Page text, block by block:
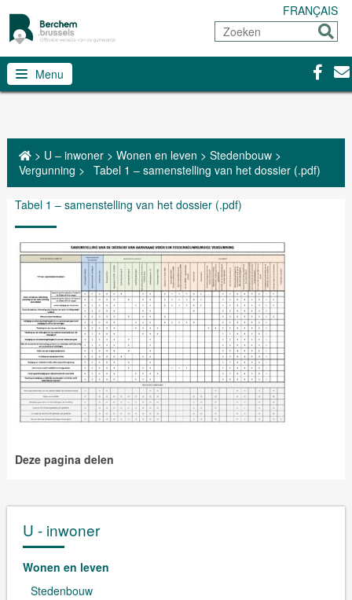
FRANÇAIS
Zoeken
Sturen
Menu
> U – inwoner> Wonen en leven > Stedenbouw>
Vergunning > Tabel 1 – samenstelling van het dossier (.pdf)
Tabel 1 – samenstelling van het dossier (.pdf)
Deze pagina delen
U - inwoner
Wonen en leven
Stedenbouw